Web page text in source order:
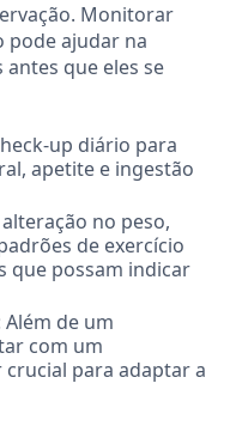
Monitorar
pode ajudar na
que eles se
up diário para
apetite e ingestão
no peso,
de exercício
que possam indicar
Além de um
com um
para adaptar a